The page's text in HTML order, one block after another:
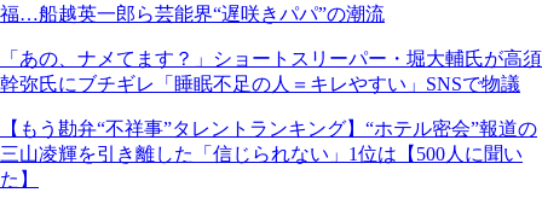
福…船越英一郎ら芸能界“遅咲きパパ”の潮流
「あの、ナメてます？」ショートスリーパー・堀大輔氏が高須
幹弥氏にブチギレ「睡眠不足の人＝キレやすい」SNSで物議
【もう勘弁“不祥事”タレントランキング】“ホテル密会”報道の
三山凌輝を引き離した「信じられない」1位は【500人に聞い
た】